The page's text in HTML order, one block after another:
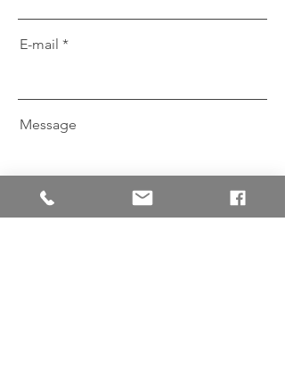
E-mail
Message